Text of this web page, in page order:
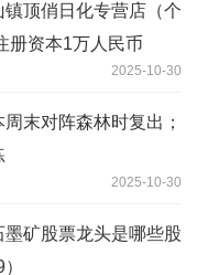
顶俏日化专营店（个
册资本1万人民币
2025-10-30
末对阵森林时复出；
2025-10-30
矿股票龙头是哪些股